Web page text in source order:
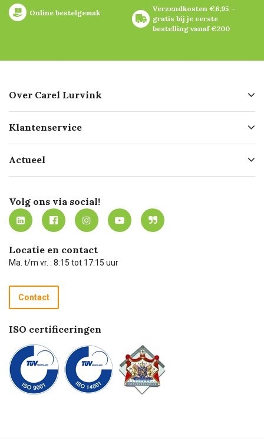
Online bestelgemak
Verzendkosten €6,95 –
gratis bij je eerste
bestelling vanaf €200
Over Carel Lurvink
Geschiedenis
Missie
Werken bij Carel Lurvink
MVO
Klantenservice
Bezorgen
Mijn Carel Lurvink
Mijn Carel Lurvink instructievideo's
Carel Lurvink App
Hulp op afstand
Technische dienst
Recycle programma
Betalen
Actueel
Innovation LAB
Tevreden klanten
Carel Lurvink Blog
Carel de podcast
Volg ons via social!
Locatie en contact
Ma. t/m vr. : 8:15 tot 17:15 uur
Contact
ISO certificeringen